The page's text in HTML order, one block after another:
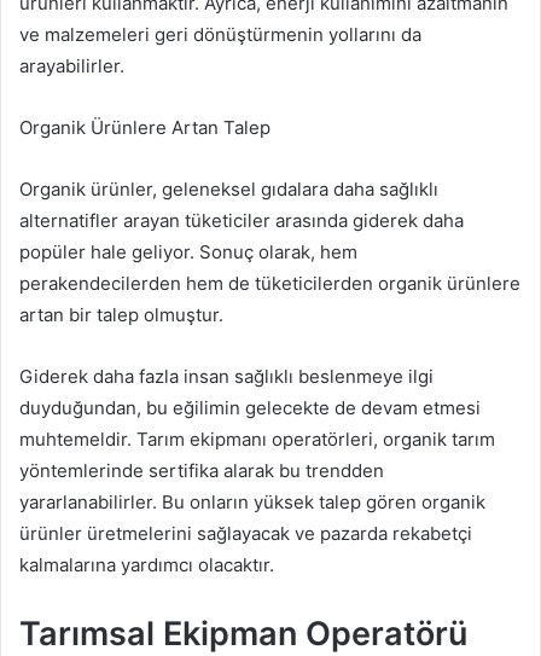
ve malzemeleri geri dönüştürmenin yollarını da
arayabilirler.
Organik Ürünlere Artan Talep
Organik ürünler, geleneksel gıdalara daha sağlıklı
alternatifler arayan tüketiciler arasında giderek daha
popüler hale geliyor. Sonuç olarak, hem
perakendecilerden hem de tüketicilerden organik ürünlere
artan bir talep olmuştur.
Giderek daha fazla insan sağlıklı beslenmeye ilgi
duyduğundan, bu eğilimin gelecekte de devam etmesi
muhtemeldir. Tarım ekipmanı operatörleri, organik tarım
yöntemlerinde sertifika alarak bu trendden
yararlanabilirler. Bu onların yüksek talep gören organik
ürünler üretmelerini sağlayacak ve pazarda rekabetçi
kalmalarına yardımcı olacaktır.
Tarımsal Ekipman Operatörü